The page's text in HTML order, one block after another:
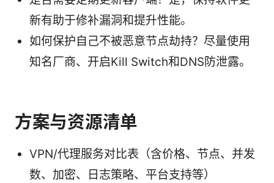
新有助于修补漏洞和提升性能。
如何保护自己不被恶意节点劫持？尽量使用
知名厂商、开启Kill Switch和DNS防泄露。
方案与资源清单
VPN/代理服务对比表（含价格、节点、并发
数、加密、日志策略、平台支持等）